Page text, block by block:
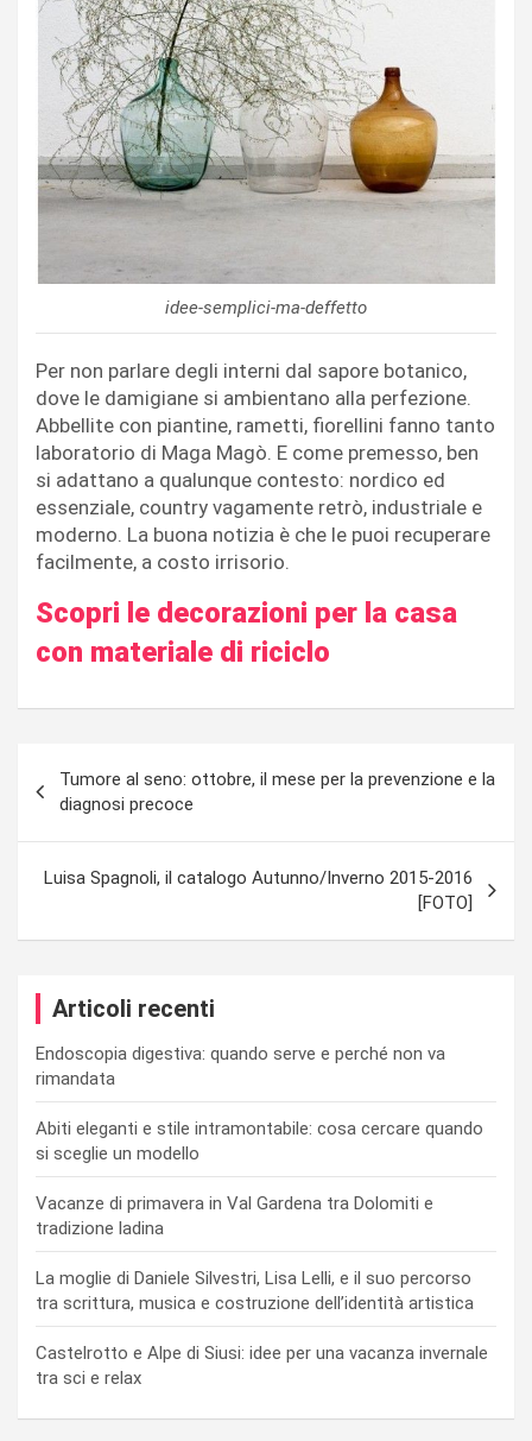
idee-semplici-ma-deffetto
Per non parlare degli interni dal sapore botanico,
dove le damigiane si ambientano alla perfezione.
Abbellite con piantine, rametti, fiorellini fanno tanto
laboratorio di Maga Magò. E come premesso, ben
si adattano a qualunque contesto: nordico ed
essenziale, country vagamente retrò, industriale e
moderno. La buona notizia è che le puoi recuperare
facilmente, a costo irrisorio.
Scopri le decorazioni per la casa
con materiale di riciclo
articoli
Tumore al seno: ottobre, il mese per la prevenzione e la
diagnosi precoce
Luisa Spagnoli, il catalogo Autunno/Inverno 2015-2016
[FOTO]
Articoli recenti
Endoscopia digestiva: quando serve e perché non va
rimandata
Abiti eleganti e stile intramontabile: cosa cercare quando
si sceglie un modello
Vacanze di primavera in Val Gardena tra Dolomiti e
tradizione ladina
La moglie di Daniele Silvestri, Lisa Lelli, e il suo percorso
tra scrittura, musica e costruzione dell’identità artistica
Castelrotto e Alpe di Siusi: idee per una vacanza invernale
tra sci e relax